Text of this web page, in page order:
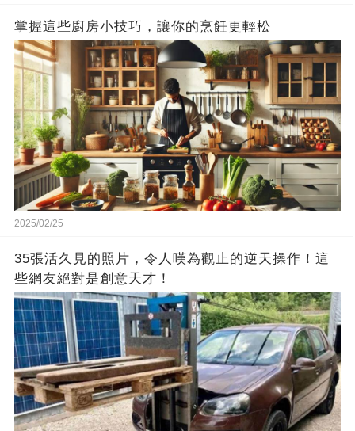
掌握這些廚房小技巧，讓你的烹飪更輕松
2025/02/25
35張活久見的照片，令人嘆為觀止的逆天操作！這
些網友絕對是創意天才！